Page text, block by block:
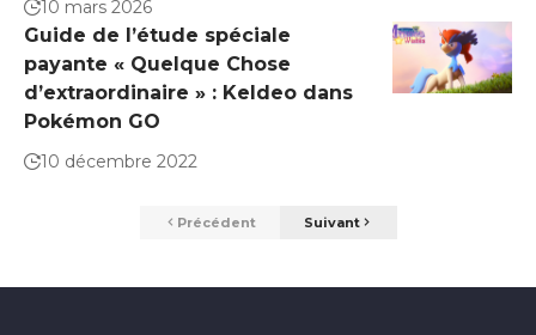
10 mars 2026
Guide de l’étude spéciale
payante « Quelque Chose
d’extraordinaire » : Keldeo dans
Pokémon GO
10 décembre 2022
Précédent Suivant